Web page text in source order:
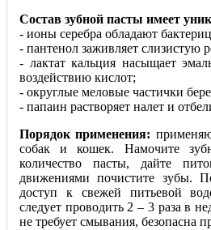
Состав зубной пасты имеет
- ионы серебра обладают
- пантенол заживляет слизистую
- лактат кальция насыщает
воздействию кислот;
- округлые меловые частички
- папаин растворяет налет и
Порядок применения:
собак и кошек. Намочите
количество пасты, дайте
движениями почистите зубы.
доступ к свежей питьевой
следует проводить 2 – 3 раза в
не требует смывания, безопасна